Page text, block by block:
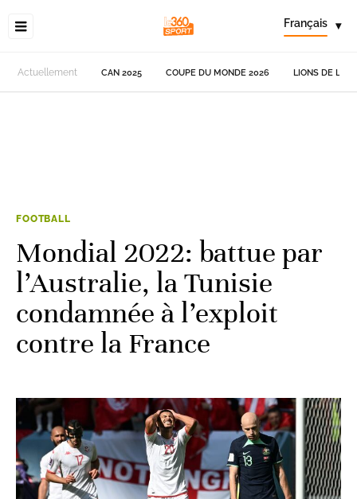
Français ▾
Actuellement CAN 2025 COUPE DU MONDE 2026 LIONS DE
FOOTBALL
Mondial 2022: battue par
l’Australie, la Tunisie
condamnée à l’exploit
contre la France